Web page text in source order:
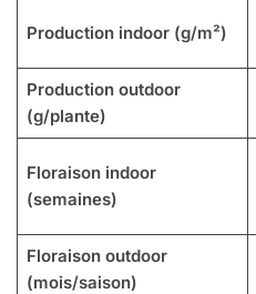
Production indoor (g/m²)
Production outdoor
(g/plante)
Floraison indoor
(semaines)
Floraison outdoor
(mois/saison)